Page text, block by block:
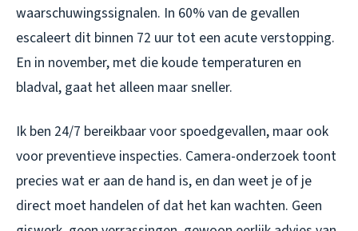
waarschuwingssignalen. In 60% van de gevallen
escaleert dit binnen 72 uur tot een acute verstopping.
En in november, met die koude temperaturen en
bladval, gaat het alleen maar sneller.
Ik ben 24/7 bereikbaar voor spoedgevallen, maar ook
voor preventieve inspecties. Camera-onderzoek toont
precies wat er aan de hand is, en dan weet je of je
direct moet handelen of dat het kan wachten. Geen